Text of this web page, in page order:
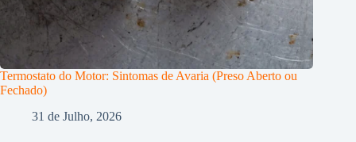
Termostato do Motor: Sintomas de Avaria (Preso Aberto ou
Fechado)
31 de Julho, 2026